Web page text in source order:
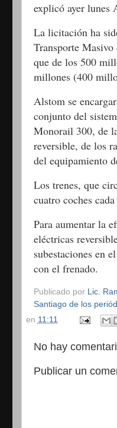
explicó ayer lunes
La licitación ha
Transporte
que de los 500
millones (400
Alstom se
conjunto del
Monorail 300, de
reversible, de los
del equipamiento
Los trenes, que
cuatro coches
Para aumentar la
eléctricas
subestaciones en
con el frenado.
Publicado por Lic.
Santiago de los
en 11:11
No hay
Publicar un